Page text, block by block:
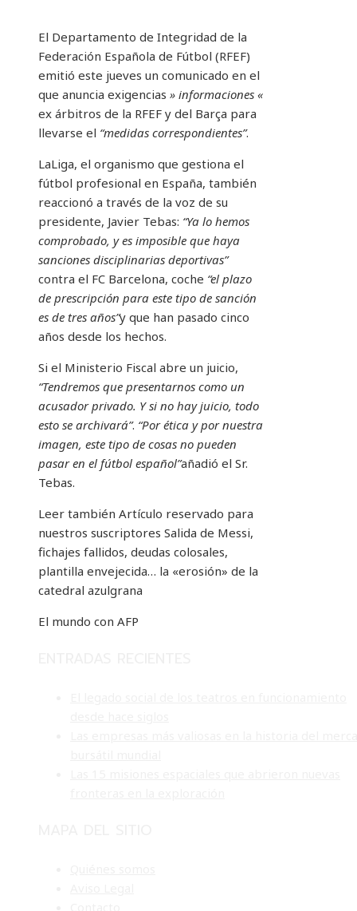
El Departamento de Integridad de la
Federación Española de Fútbol (RFEF)
emitió este jueves un comunicado en el
que anuncia exigencias » informaciones «
ex árbitros de la RFEF y del Barça para
llevarse el “medidas correspondientes”.
LaLiga, el organismo que gestiona el
fútbol profesional en España, también
reaccionó a través de la voz de su
presidente, Javier Tebas: “Ya lo hemos
comprobado, y es imposible que haya
sanciones disciplinarias deportivas”
contra el FC Barcelona, ​​coche “el plazo
de prescripción para este tipo de sanción
es de tres años”y que han pasado cinco
años desde los hechos.
Si el Ministerio Fiscal abre un juicio,
“Tendremos que presentarnos como un
acusador privado. Y si no hay juicio, todo
esto se archivará”. “Por ética y por nuestra
imagen, este tipo de cosas no pueden
pasar en el fútbol español”añadió el Sr.
Tebas.
Leer también Artículo reservado para
nuestros suscriptores Salida de Messi,
fichajes fallidos, deudas colosales,
plantilla envejecida… la «erosión» de la
catedral azulgrana
El mundo con AFP